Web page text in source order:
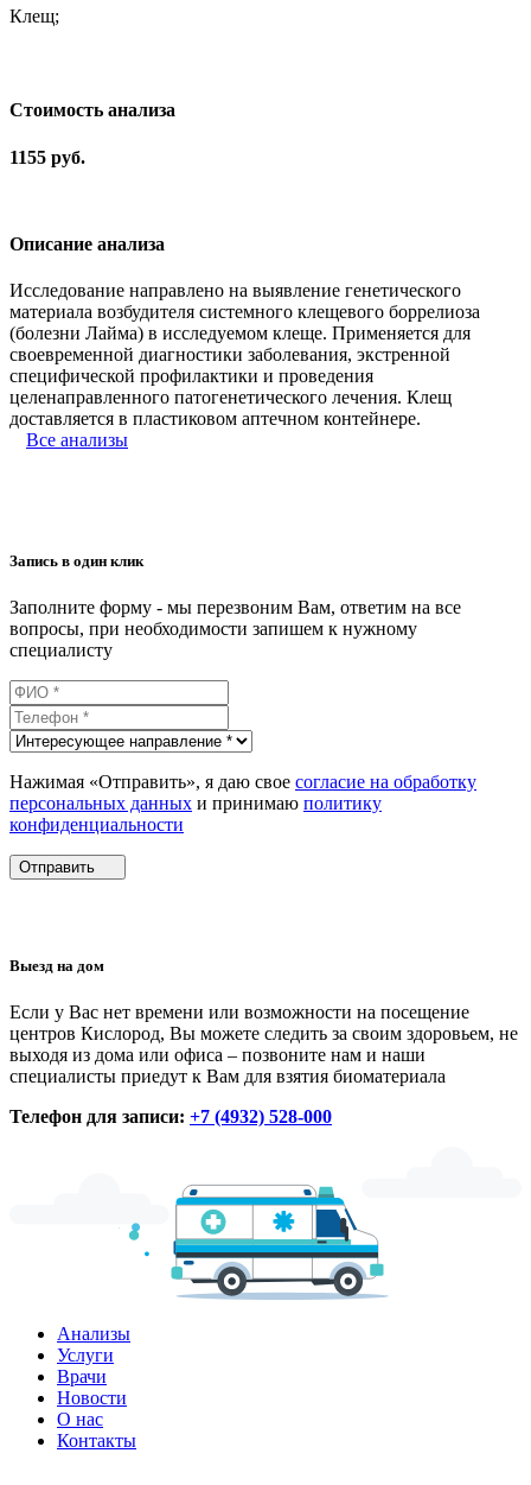
Клещ;
Cтоимость анализа
1155 руб.
Описание анализа
Исследование направлено на выявление генетического
материала возбудителя системного клещевого боррелиоза
(болезни Лайма) в исследуемом клеще. Применяется для
своевременной диагностики заболевания, экстренной
специфической профилактики и проведения
целенаправленного патогенетического лечения. Клещ
доставляется в пластиковом аптечном контейнере.
Все анализы
Запись в один клик
Заполните форму - мы перезвоним Вам, ответим на все
вопросы, при необходимости запишем к нужному
специалисту
Нажимая «Отправить», я даю свое согласие на обработку
персональных данных и принимаю политику
конфиденциальности
Отправить
Выезд на дом
Если у Вас нет времени или возможности на посещение
центров Кислород, Вы можете следить за своим здоровьем, не
выходя из дома или офиса – позвоните нам и наши
специалисты приедут к Вам для взятия биоматериала
Телефон для записи: +7 (4932) 528-000
Анализы
Услуги
Врачи
Новости
О нас
Контакты